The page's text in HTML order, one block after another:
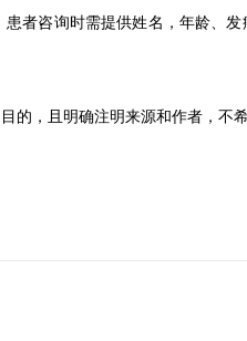
者咨询时需提供姓名，年龄、
的，且明确注明来源和作者，不